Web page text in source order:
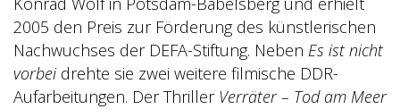
2005 den Preis zur Förderung des künstlerischen
Nachwuchses der DEFA-Stiftung. Neben Es ist nicht
vorbei drehte sie zwei weitere filmische DDR-
Aufarbeitungen. Der Thriller Verräter – Tod am Meer